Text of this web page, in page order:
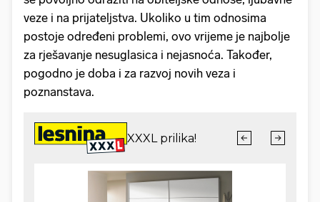
veze i na prijateljstva. Ukoliko u tim odnosima
postoje određeni problemi, ovo vrijeme je najbolje
za rješavanje nesuglasica i nejasnoća. Također,
pogodno je doba i za razvoj novih veza i
poznanstava.